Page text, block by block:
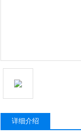
详细介绍